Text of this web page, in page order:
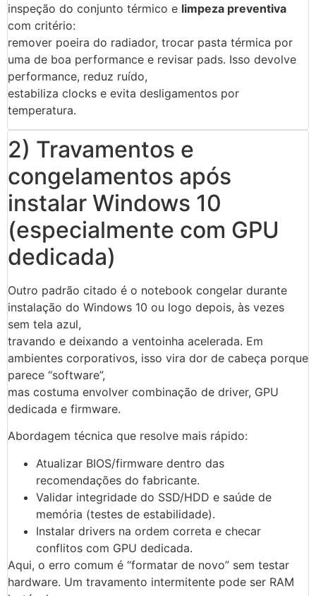
inspeção do conjunto térmico e limpeza preventiva
com critério:
remover poeira do radiador, trocar pasta térmica por
uma de boa performance e revisar pads. Isso devolve
performance, reduz ruído,
estabiliza clocks e evita desligamentos por
temperatura.
2) Travamentos e
congelamentos após
instalar Windows 10
(especialmente com GPU
dedicada)
Outro padrão citado é o notebook congelar durante
instalação do Windows 10 ou logo depois, às vezes
sem tela azul,
travando e deixando a ventoinha acelerada. Em
ambientes corporativos, isso vira dor de cabeça porque
parece “software”,
mas costuma envolver combinação de driver, GPU
dedicada e firmware.
Abordagem técnica que resolve mais rápido:
Atualizar BIOS/firmware dentro das
recomendações do fabricante.
Validar integridade do SSD/HDD e saúde de
memória (testes de estabilidade).
Instalar drivers na ordem correta e checar
conflitos com GPU dedicada.
Aqui, o erro comum é “formatar de novo” sem testar
hardware. Um travamento intermitente pode ser RAM